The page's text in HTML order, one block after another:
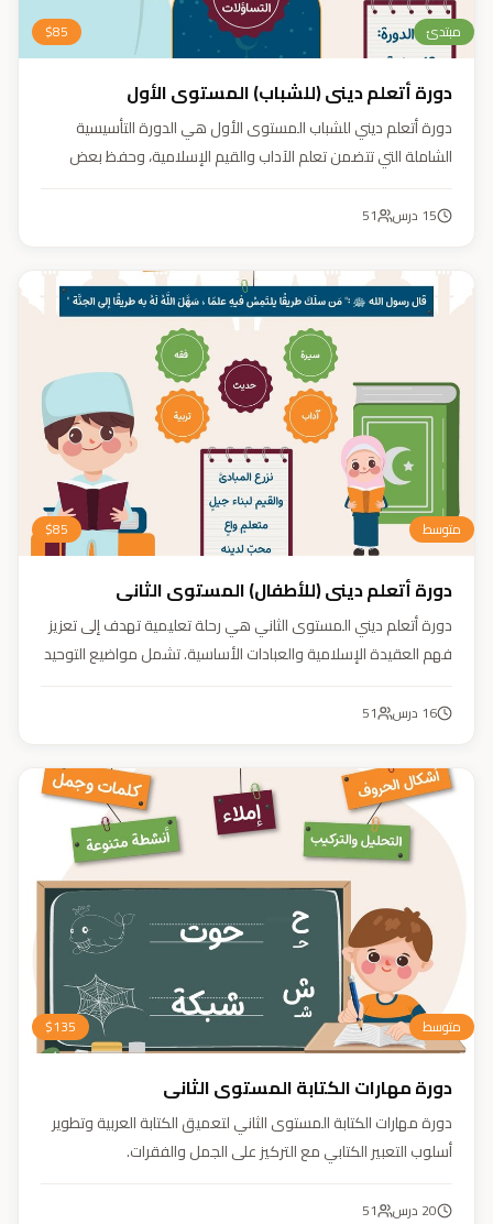
مبتدئ $85
دورة أتعلم ديني (للشباب) المستوى الأول
دورة أتعلم ديني للشباب المستوى الأول هي الدورة التأسيسية
الشاملة التي تتضمن تعلم الآداب والقيم الإسلامية، وحفظ بعض
السيرة النبوية (فقه، عقيدة، سيرة).
15 درس 51
متوسط $85
دورة أتعلم ديني (للأطفال) المستوى الثاني
دورة أتعلم ديني المستوى الثاني هي رحلة تعليمية تهدف إلى تعزيز
فهم العقيدة الإسلامية والعبادات الأساسية. تشمل مواضيع التوحيد
وتربية أبنائنا تربية إيمانية وأخلاقية وعلمية ونفسية واجتماعية.
16 درس 51
متوسط $135
دورة مهارات الكتابة المستوى الثاني
دورة مهارات الكتابة المستوى الثاني لتعميق الكتابة العربية وتطوير
أسلوب التعبير الكتابي مع التركيز على الجمل والفقرات.
20 درس 51